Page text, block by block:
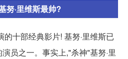
努·里维斯最帅?
十部经典影片! 基努·里维斯已
员之一。事实上,"杀神"基努·里